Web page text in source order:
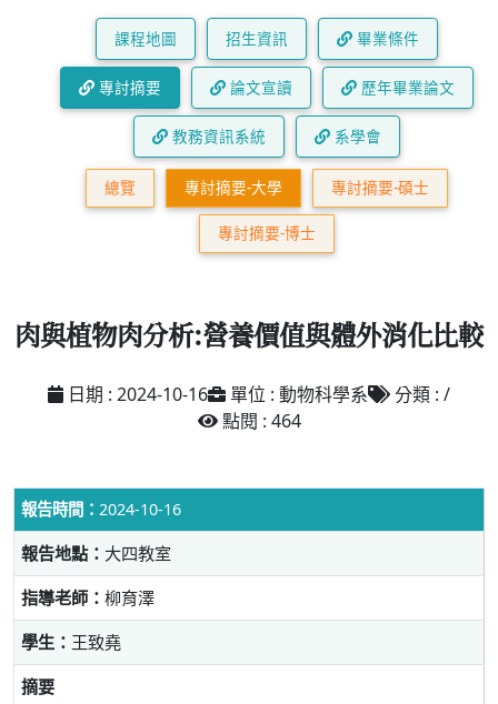
課程地圖 招生資訊 畢業條件
專討摘要 論文宣讀 歷年畢業論文
教務資訊系統 系學會
總覽 專討摘要-大學 專討摘要-碩士
專討摘要-博士
肉與植物肉分析:營養價值與體外消化比較
日期 : 2024-10-16 單位 : 動物科學系
分類 : /
點閱 : 464
報告時間： 2024-10-16
報告地點： 大四教室
指導老師：柳育澤
學生： 王致堯
摘要